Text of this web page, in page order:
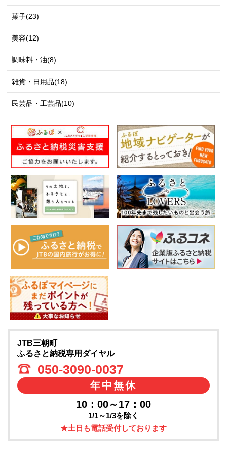
菓子(23)
美容(12)
調味料・油(8)
雑貨・日用品(18)
民芸品・工芸品(10)
JTB三朝町
ふるさと納税専用ダイヤル
050-3090-0037
年中無休
10：00～17：00
1/1～1/3を除く
★土日も電話受付しております